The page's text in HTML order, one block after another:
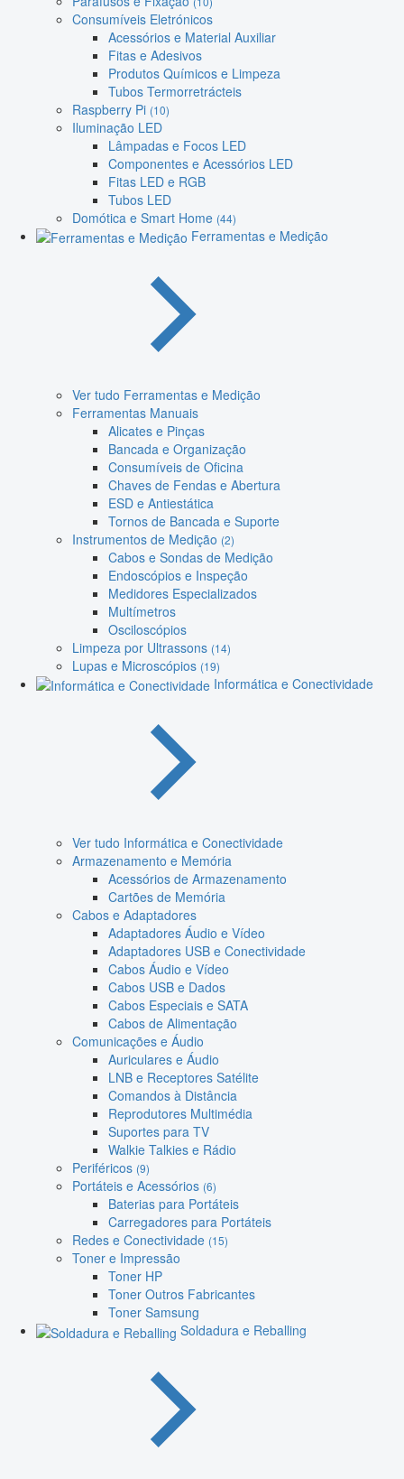
Consumíveis Eletrónicos
Acessórios e Material Auxiliar
Fitas e Adesivos
Produtos Químicos e Limpeza
Tubos Termorretrácteis
Raspberry Pi (10)
Iluminação LED
Lâmpadas e Focos LED
Componentes e Acessórios LED
Fitas LED e RGB
Tubos LED
Domótica e Smart Home (44)
Ferramentas e Medição
Ver tudo Ferramentas e Medição
Ferramentas Manuais
Alicates e Pinças
Bancada e Organização
Consumíveis de Oficina
Chaves de Fendas e Abertura
ESD e Antiestática
Tornos de Bancada e Suporte
Instrumentos de Medição (2)
Cabos e Sondas de Medição
Endoscópios e Inspeção
Medidores Especializados
Multímetros
Osciloscópios
Limpeza por Ultrassons (14)
Lupas e Microscópios (19)
Informática e Conectividade
Ver tudo Informática e Conectividade
Armazenamento e Memória
Acessórios de Armazenamento
Cartões de Memória
Cabos e Adaptadores
Adaptadores Áudio e Vídeo
Adaptadores USB e Conectividade
Cabos Áudio e Vídeo
Cabos USB e Dados
Cabos Especiais e SATA
Cabos de Alimentação
Comunicações e Áudio
Auriculares e Áudio
LNB e Receptores Satélite
Comandos à Distância
Reprodutores Multimédia
Suportes para TV
Walkie Talkies e Rádio
Periféricos (9)
Portáteis e Acessórios (6)
Baterias para Portáteis
Carregadores para Portáteis
Redes e Conectividade (15)
Toner e Impressão
Toner HP
Toner Outros Fabricantes
Toner Samsung
Soldadura e Reballing